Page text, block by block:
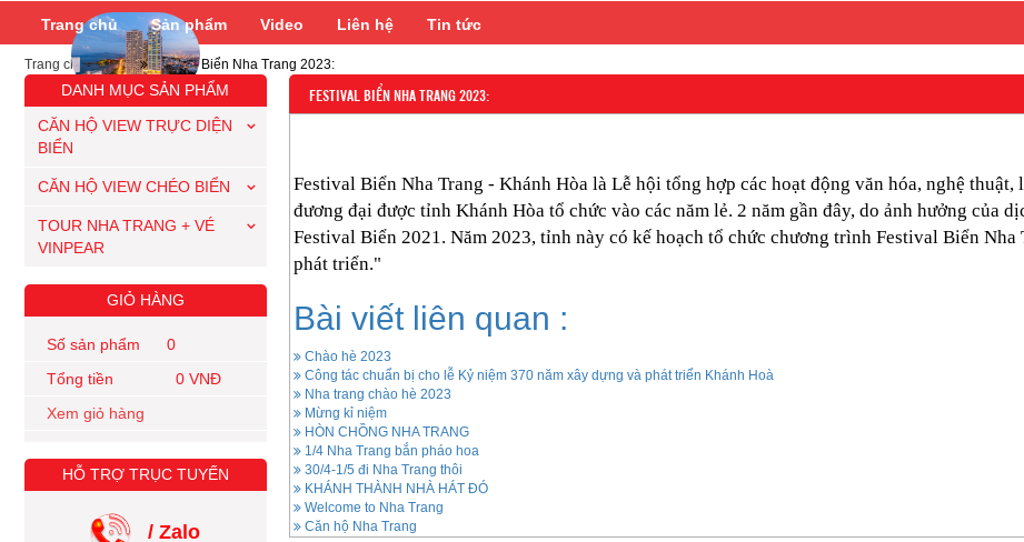
Trang chủ Sản phẩm Video Liên hệ Tin tức
Trang chủ/Tin tức Festival Biển Nha Trang 2023:
DANH MỤC SẢN PHẨM
CĂN HỘ VIEW TRỰC DIỆN
BIỂN
CĂN HỘ VIEW CHÉO BIỂN
TOUR NHA TRANG + VÉ
VINPEAR
GIỎ HÀNG
Số sản phẩm 0
Tổng tiền 0 VNĐ
Xem giỏ hàng
HỖ TRỢ TRỤC TUYẾN
/ Zalo
FESTIVAL BIỂN NHA TRANG 2023:
Festival Biển Nha Trang - Khánh Hòa là Lễ hội tổng hợp các hoạt động văn hóa, nghệ
đương đại được tỉnh Khánh Hòa tổ chức vào các năm lẻ. 2 năm gần đây, do ảnh hưởng của
Festival Biển 2021. Năm 2023, tỉnh này có kế hoạch tổ chức chương trình Festival Biển
phát triển."
Bài viết liên quan :
Chào hè 2023
Công tác chuẩn bị cho lễ Kỷ niệm 370 năm xây dựng và phát triển Khánh Hoà
Nha trang chào hè 2023
Mừng kỉ niệm
HÒN CHỒNG NHA TRANG
1/4 Nha Trang bắn pháo hoa
30/4-1/5 đi Nha Trang thôi
KHÁNH THÀNH NHÀ HÁT ĐÓ
Welcome to Nha Trang
Căn hộ Nha Trang